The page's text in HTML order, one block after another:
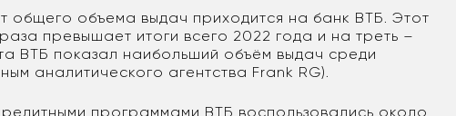
общего объема выдач приходится на банк ВТБ. Этот
превышает итоги всего 2022 года и на треть –
ВТБ показал наибольший объём выдач среди
аналитического агентства Frank RG).
программами ВТБ воспользовались около